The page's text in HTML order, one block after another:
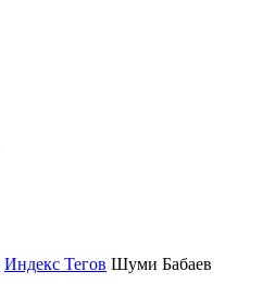
Индекс Тегов Шуми Бабаев